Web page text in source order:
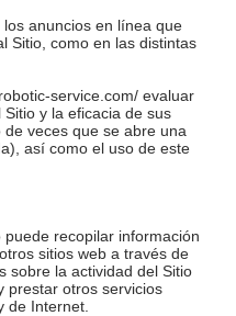
anuncios en línea que
Sitio, como en las distintas
service.com/ evaluar
y la eficacia de sus
veces que se abre una
así como el uso de este
recopilar información
sitios web a través de
sobre la actividad del Sitio
prestar otros servicios
de Internet.